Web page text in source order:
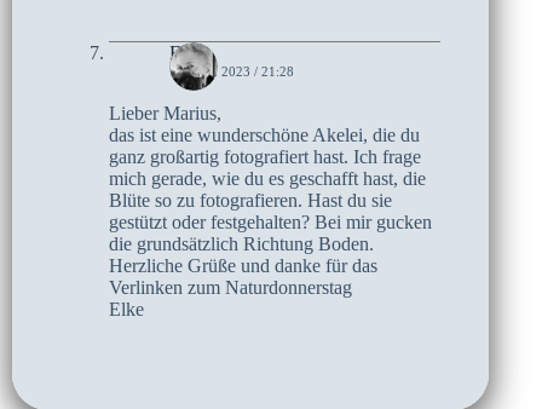
Elke
18. MAI 2023 / 21:28
Lieber Marius,
das ist eine wunderschöne Akelei, die du
ganz großartig fotografiert hast. Ich frage
mich gerade, wie du es geschafft hast, die
Blüte so zu fotografieren. Hast du sie
gestützt oder festgehalten? Bei mir gucken
die grundsätzlich Richtung Boden.
Herzliche Grüße und danke für das
Verlinken zum Naturdonnerstag
Elke